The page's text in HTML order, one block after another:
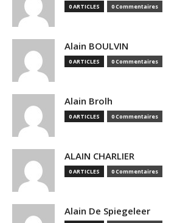
0 ARTICLES 0 Commentaires
Alain BOULVIN
0 ARTICLES 0 Commentaires
Alain Brolh
0 ARTICLES 0 Commentaires
ALAIN CHARLIER
0 ARTICLES 0 Commentaires
Alain De Spiegeleer